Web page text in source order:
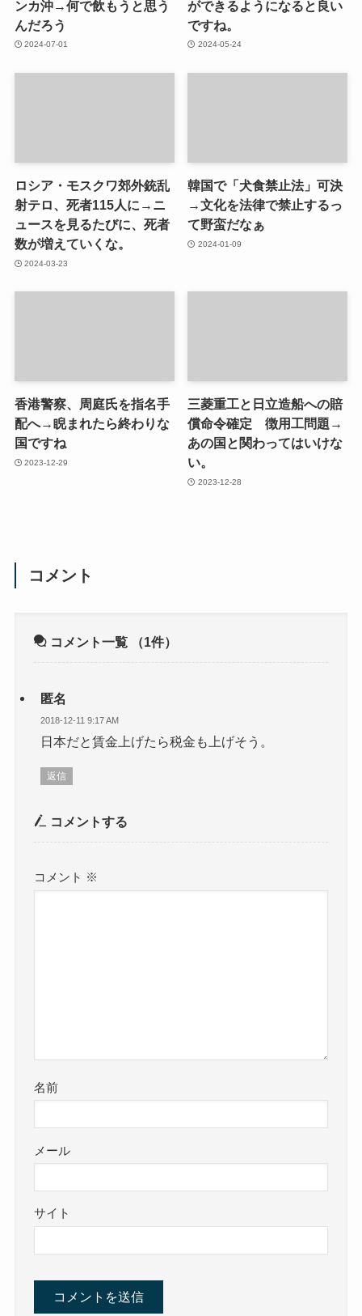
ンカ沖→何で飲もうと思う
んだろう
2024-07-01
ができるようになると良い
ですね。
2024-05-24
ロシア・モスクワ郊外銃乱
射テロ、死者115人に→ニ
ュースを見るたびに、死者
数が増えていくな。
2024-03-23
韓国で「犬食禁止法」可決
→文化を法律で禁止するっ
て野蛮だなぁ
2024-01-09
香港警察、周庭氏を指名手
配へ→睨まれたら終わりな
国ですね
2023-12-29
三菱重工と日立造船への賠
償命令確定 徴用工問題→
あの国と関わってはいけな
い。
2023-12-28
コメント
コメント一覧 （1件）
匿名
2018-12-11 9:17 AM
日本だと賃金上げたら税金も上げそう。
返信
コメントする
コメント ※
名前
メール
サイト